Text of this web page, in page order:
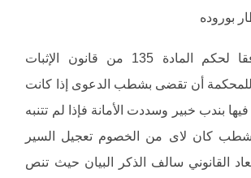
بوروده
حيث المقرر وفقا لحكم المادة 135 من قانون الإثبات
أن تقضى بشطب الدعوى إذا كانت
بندب خبير وسددت الأمانة فإذا لم تتنبه
كان لاى من الخصوم تعجيل السير
القانوني سالف الذكر البيان حيث تنص